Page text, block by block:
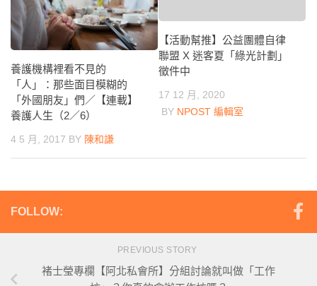
養護機構裡看不見的
「人」：那些面目模糊的
「外國朋友」們／【連載】
養護人生（2／6）
4 5 月, 2017 BY 陳和謙
【活動幫推】公益團體自律
聯盟 X 迷客夏「綠光計劃」
徵件中
17 12 月, 2020
BY NPOST 編輯室
FOLLOW:
PREVIOUS STORY
褚士瑩專欄【阿北私會所】分組討論就叫做「工作